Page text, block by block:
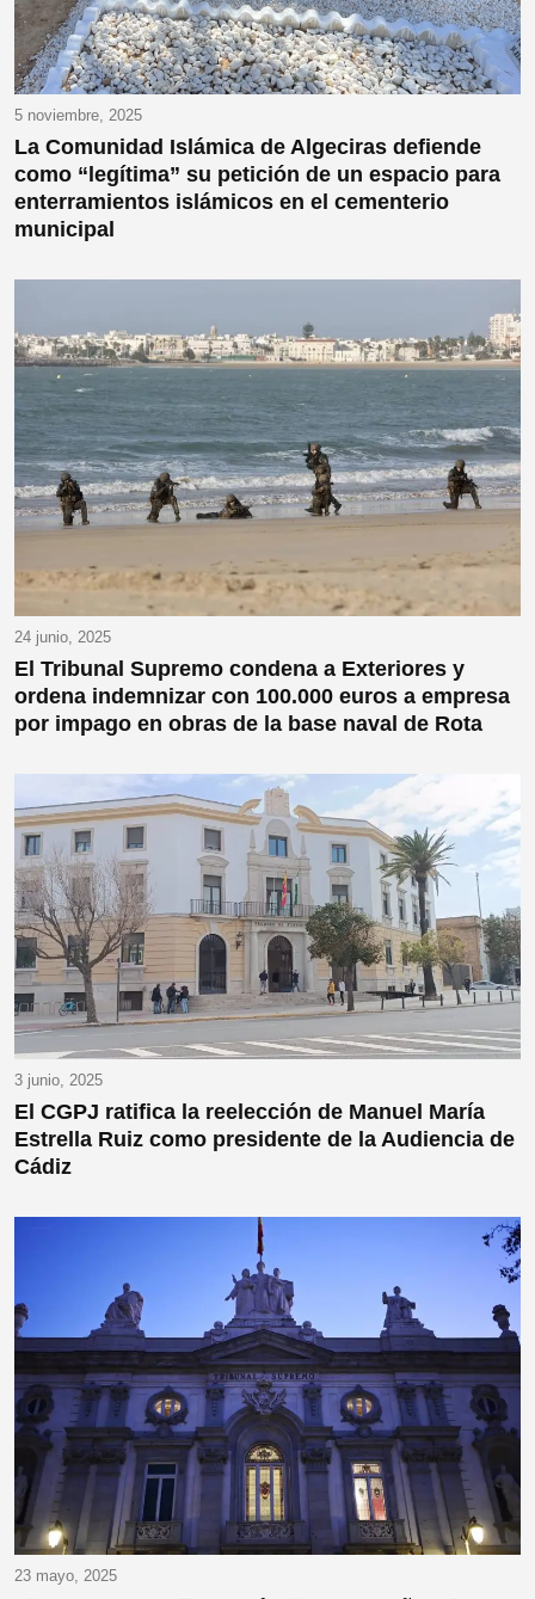
5 noviembre, 2025
La Comunidad Islámica de Algeciras defiende
como “legítima” su petición de un espacio para
enterramientos islámicos en el cementerio
municipal
24 junio, 2025
El Tribunal Supremo condena a Exteriores y
ordena indemnizar con 100.000 euros a empresa
por impago en obras de la base naval de Rota
3 junio, 2025
El CGPJ ratifica la reelección de Manuel María
Estrella Ruiz como presidente de la Audiencia de
Cádiz
23 mayo, 2025